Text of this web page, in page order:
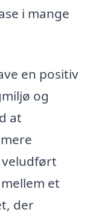
i mange
en positiv
og
at
et
der